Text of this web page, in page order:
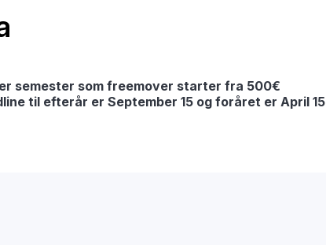
semester som freemover starter fra 500€
til efterår er September 15 og foråret er April 15